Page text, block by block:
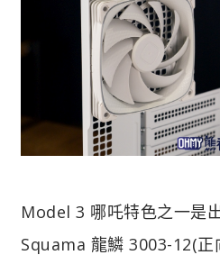
Model 3 哪吒特色之一是
Squama 龍鱗 3003-12(